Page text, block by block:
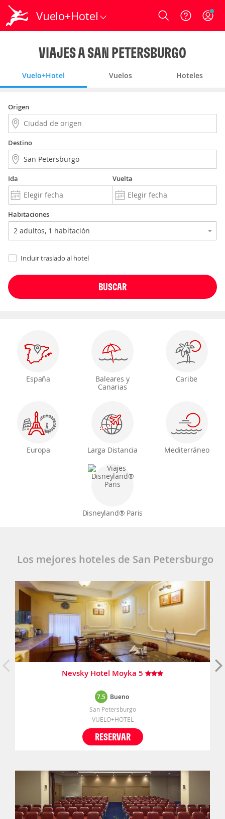
Vuelo+Hotel Login
VIAJES A SAN PETERSBURGO
Vuelo+Hotel Vuelos Hoteles
Origen
Destino
Ida Vuelta
Habitaciones
Incluir traslado al hotel
España
Baleares y
Canarias
Caribe
Europa Larga Distancia Mediterráneo
Disneyland® Paris
Los mejores hoteles de San Petersburgo
Nevsky Hotel Moyka 5
7.5 Bueno
San Petersburgo
VUELO+HOTEL
RESERVAR